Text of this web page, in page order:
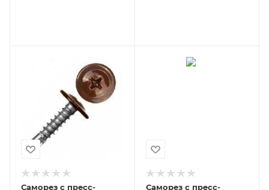
Саморез с пресс-
Саморез с пресс-